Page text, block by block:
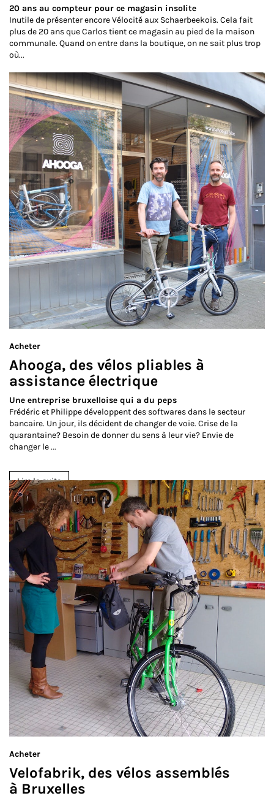
20 ans au compteur pour ce magasin insolite
Inutile de présenter encore Vélocité aux Schaerbeekois. Cela fait
plus de 20 ans que Carlos tient ce magasin au pied de la maison
communale. Quand on entre dans la boutique, on ne sait plus trop
où...
Lire la suite
Acheter
Ahooga, des vélos pliables à
assistance électrique
Une entreprise bruxelloise qui a du peps
Frédéric et Philippe développent des softwares dans le secteur
bancaire. Un jour, ils décident de changer de voie. Crise de la
quarantaine? Besoin de donner du sens à leur vie? Envie de
changer le ...
Lire la suite
Acheter
Velofabrik, des vélos assemblés
à Bruxelles